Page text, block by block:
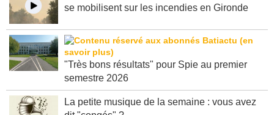
se mobilisent sur les incendies en Gironde
"Très bons résultats" pour Spie au premier
semestre 2026
La petite musique de la semaine : vous avez